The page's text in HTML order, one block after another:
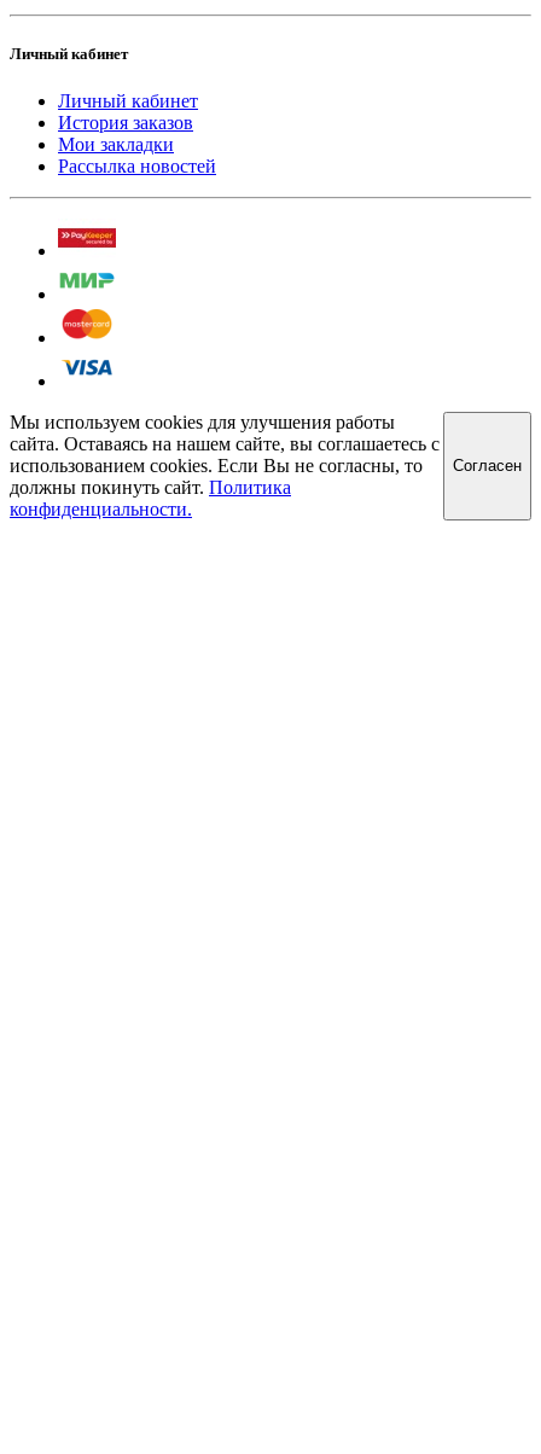
Личный кабинет
Личный кабинет
История заказов
Мои закладки
Рассылка новостей
Мы используем cookies для улучшения работы
сайта. Оставаясь на нашем сайте, вы соглашаетесь с
использованием cookies. Если Вы не согласны, то
должны покинуть сайт. Политика
конфиденциальности.
Cогласен